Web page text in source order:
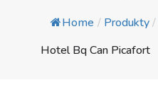
Home / Produkty/
Hotel Bq Can Picafort